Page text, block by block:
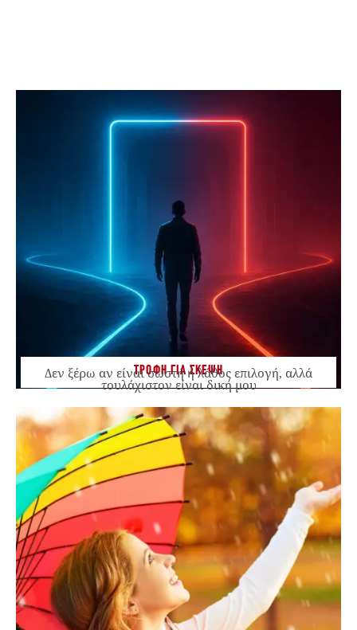
ΤΡΟΦΗ ΓΙΑ ΣΚΕΨΗ
Δεν ξέρω αν είναι σωστή ή λάθος επιλογή, αλλά
τουλάχιστον είναι δική μου